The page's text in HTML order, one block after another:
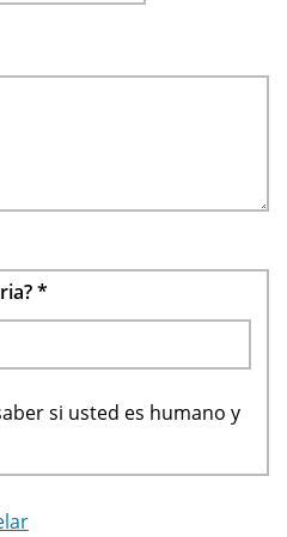
*
si usted es humano y